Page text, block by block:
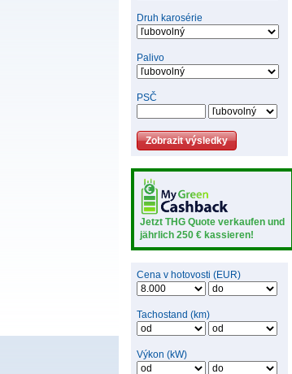
Druh karosérie
Palivo
PSČ
Jetzt THG Quote verkaufen und
jährlich 250 € kassieren!
Cena v hotovosti (EUR)
Tachostand (km)
Výkon (kW)